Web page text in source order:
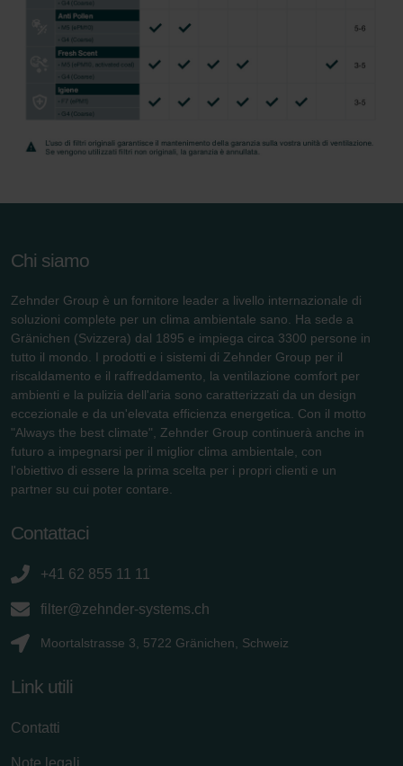
Chi siamo
Zehnder Group è un fornitore leader a livello internazionale di
soluzioni complete per un clima ambientale sano. Ha sede a
Gränichen (Svizzera) dal 1895 e impiega circa 3300 persone in
tutto il mondo. I prodotti e i sistemi di Zehnder Group per il
riscaldamento e il raffreddamento, la ventilazione comfort per
ambienti e la pulizia dell'aria sono caratterizzati da un design
eccezionale e da un'elevata efficienza energetica. Con il motto
"Always the best climate", Zehnder Group continuerà anche in
futuro a impegnarsi per il miglior clima ambientale, con
l'obiettivo di essere la prima scelta per i propri clienti e un
partner su cui poter contare.
Contattaci
+41 62 855 11 11
filter@zehnder-systems.ch
Moortalstrasse 3, 5722 Gränichen, Schweiz
Link utili
Contatti
Note legali